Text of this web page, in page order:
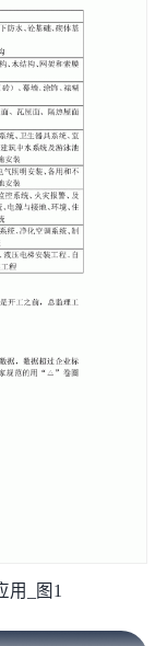
用_图1